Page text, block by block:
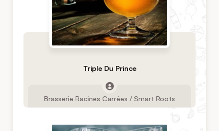
Triple Du Prince
Brasserie Racines Carrées / Smart Roots